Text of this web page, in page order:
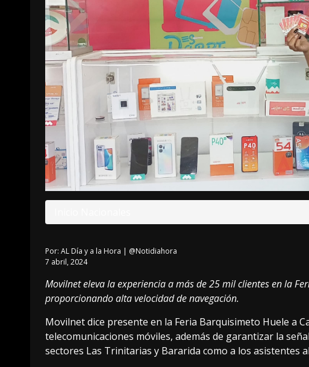
Por: AL Día y a la Hora | @Notidiahora
7 abril, 2024
Movilnet eleva la experiencia a más de 25 mil clientes en la
proporcionando alta velocidad de navegación.
Movilnet dice presente en la Feria Barquisimeto Huele a
telecomunicaciones móviles, además de garantizar la
sectores Las Trinitarias y Bararida como a los asistentes